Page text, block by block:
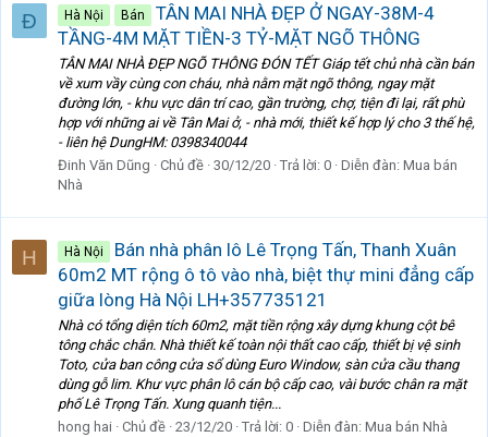
Đ Hà Nội Bán
TÂN MAI NHÀ ĐẸP Ở NGAY-38M-4
TẦNG-4M MẶT TIỀN-3 TỶ-MẶT NGÕ THÔNG
TÂN MAI NHÀ ĐẸP NGÕ THÔNG ĐÓN TẾT Giáp tết chủ nhà cần bán
về xum vầy cùng con cháu, nhà nằm mặt ngõ thông, ngay mặt
đường lớn, - khu vực dân trí cao, gần trường, chợ, tiện đi lại, rất phù
hợp với những ai về Tân Mai ở, - nhà mới, thiết kế hợp lý cho 3 thế hệ,
- liên hệ DungHM: 0398340044
Đinh Văn Dũng
Chủ đề 30/12/20 Trả lời: 0 Diễn đàn: Mua bán
Nhà
H Hà Nội
Bán nhà phân lô Lê Trọng Tấn, Thanh Xuân
60m2 MT rộng ô tô vào nhà, biệt thự mini đẳng cấp
giữa lòng Hà Nội LH+357735121
Nhà có tổng diện tích 60m2, mặt tiền rộng xây dựng khung cột bê
tông chắc chắn. Nhà thiết kế toàn nội thất cao cấp, thiết bị vệ sinh
Toto, cửa ban công cửa sổ dùng Euro Window, sàn cửa cầu thang
dùng gỗ lim. Khư vực phân lô cán bộ cấp cao, vài bước chân ra mặt
phố Lê Trọng Tấn. Xung quanh tiện...
hong hai
Chủ đề 23/12/20 Trả lời: 0 Diễn đàn: Mua bán Nhà